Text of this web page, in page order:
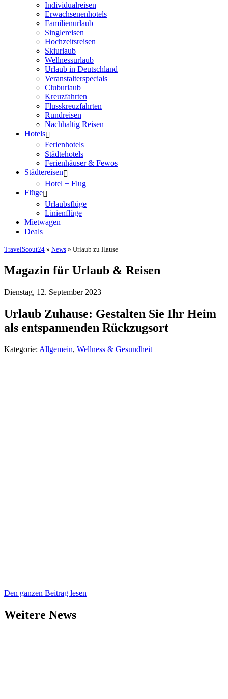
Individualreisen
Erwachsenenhotels
Familienurlaub
Singlereisen
Hochzeitsreisen
Skiurlaub
Wellnessurlaub
Urlaub in Deutschland
Veranstalterspecials
Cluburlaub
Kreuzfahrten
Flusskreuzfahrten
Rundreisen
Nachhaltig Reisen
Hotels
Ferienhotels
Städtehotels
Ferienhäuser & Fewos
Städtereisen
Hotel + Flug
Flüge
Urlaubsflüge
Linienflüge
Mietwagen
Deals
TravelScout24 » News » Urlaub zu Hause
Magazin für Urlaub & Reisen
Dienstag, 12. September 2023
Urlaub Zuhause: Gestalten Sie Ihr Heim
als entspannenden Rückzugsort
Kategorie: Allgemein, Wellness & Gesundheit
Den ganzen Beitrag lesen
Weitere News